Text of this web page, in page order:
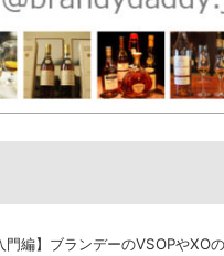
門編】ブランデーのVSOPやXO